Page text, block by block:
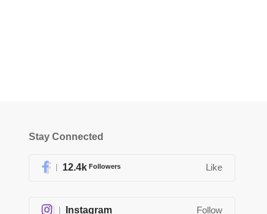
Stay Connected
12.4k Followers Like
Instagram Follow